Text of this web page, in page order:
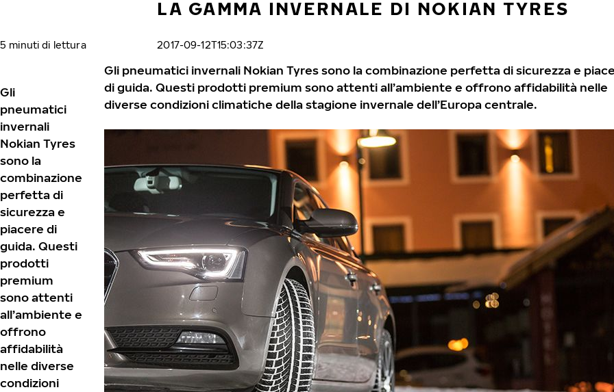
LA GAMMA INVERNALE DI NOKIAN TYRES
5 minuti di lettura 2017-09-12T15:03:37Z
Gli
pneumatici
invernali
Nokian Tyres
sono la
combinazione
perfetta di
sicurezza e
piacere di
guida. Questi
prodotti
premium
sono attenti
all’ambiente e
offrono
affidabilità
nelle diverse
condizioni
Gli pneumatici invernali Nokian Tyres sono la combinazione perfetta di sicurezza e
di guida. Questi prodotti premium sono attenti all’ambiente e offrono affidabilità nelle
diverse condizioni climatiche della stagione invernale dell’Europa centrale.